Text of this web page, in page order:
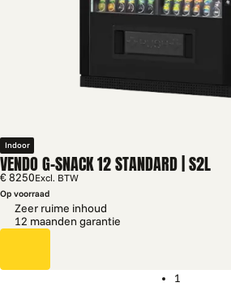
Indoor
VENDO G-SNACK 12 STANDARD | S2L
€ 8250Excl. BTW
Op voorraad
Zeer ruime inhoud
12 maanden garantie
1